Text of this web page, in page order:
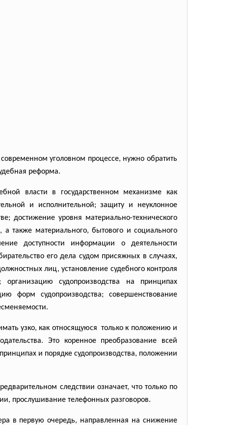
уголовном процессе, нужно обратить
реформа.
власти в государственном механизме как
и исполнительной; защиту и неуклонное
достижение уровня материально-технического
также материального, бытового и социального
доступности информации о деятельности
его дела судом присяжных в случаях,
лиц, установление судебного контроля
судопроизводства на принципах
форм судопроизводства; совершенствование
узко, как относящуюся только к положению и
Это коренное преобразование всей
и порядке судопроизводства, положении
следствии означает, что только по
прослушивание телефонных разговоров.
в первую очередь, направленная на снижение